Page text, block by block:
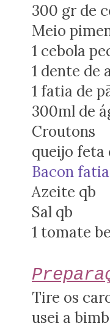
300 gr de
Meio
1 cebola
1 dente de
1 fatia de
300ml de
Croutons
queijo feta
Bacon
Azeite qb
Sal qb
1 tomate
Tire os
usei a